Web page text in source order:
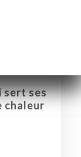
sert ses
chaleur